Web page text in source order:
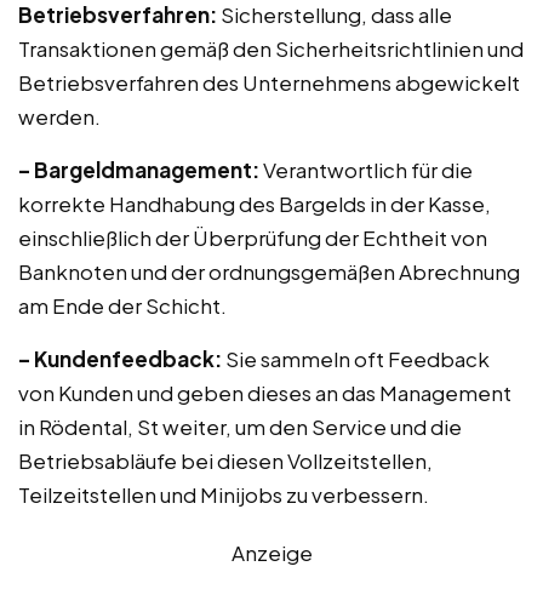
Betriebsverfahren: Sicherstellung, dass alle
Transaktionen gemäß den Sicherheitsrichtlinien und
Betriebsverfahren des Unternehmens abgewickelt
werden.
– Bargeldmanagement:Verantwortlich für die
korrekte Handhabung des Bargelds in der Kasse,
einschließlich der Überprüfung der Echtheit von
Banknoten und der ordnungsgemäßen Abrechnung
am Ende der Schicht.
– Kundenfeedback: Sie sammeln oft Feedback
von Kunden und geben dieses an das Management
in Rödental, St weiter, um den Service und die
Betriebsabläufe bei diesen Vollzeitstellen,
Teilzeitstellen und Minijobs zu verbessern.
Anzeige